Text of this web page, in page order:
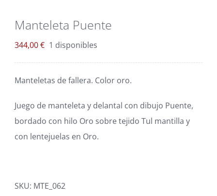
Manteleta Puente
344,00€ 1 disponibles
Manteletas de fallera. Color oro.
Juego de manteleta y delantal con dibujo Puente,
bordado con hilo Oro sobre tejido Tul mantilla y
con lentejuelas en Oro.
SKU: MTE_062